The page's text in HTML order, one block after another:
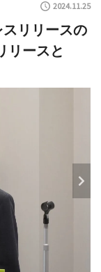
2024.11.25
スリリースの
リースと